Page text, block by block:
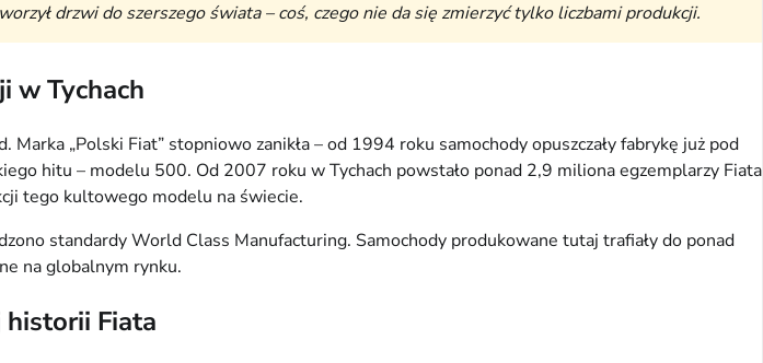
drzwi do szerszego świata – coś, czego nie da się zmierzyć tylko liczbami produkcji.
w Tychach
„Polski Fiat” stopniowo zanikła – od 1994 roku samochody opuszczały fabrykę już pod
hitu – modelu 500. Od 2007 roku w Tychach powstało ponad 2,9 miliona egzemplarzy Fiata
tego kultowego modelu na świecie.
standardy World Class Manufacturing. Samochody produkowane tutaj trafiały do ponad
na globalnym rynku.
Fiata